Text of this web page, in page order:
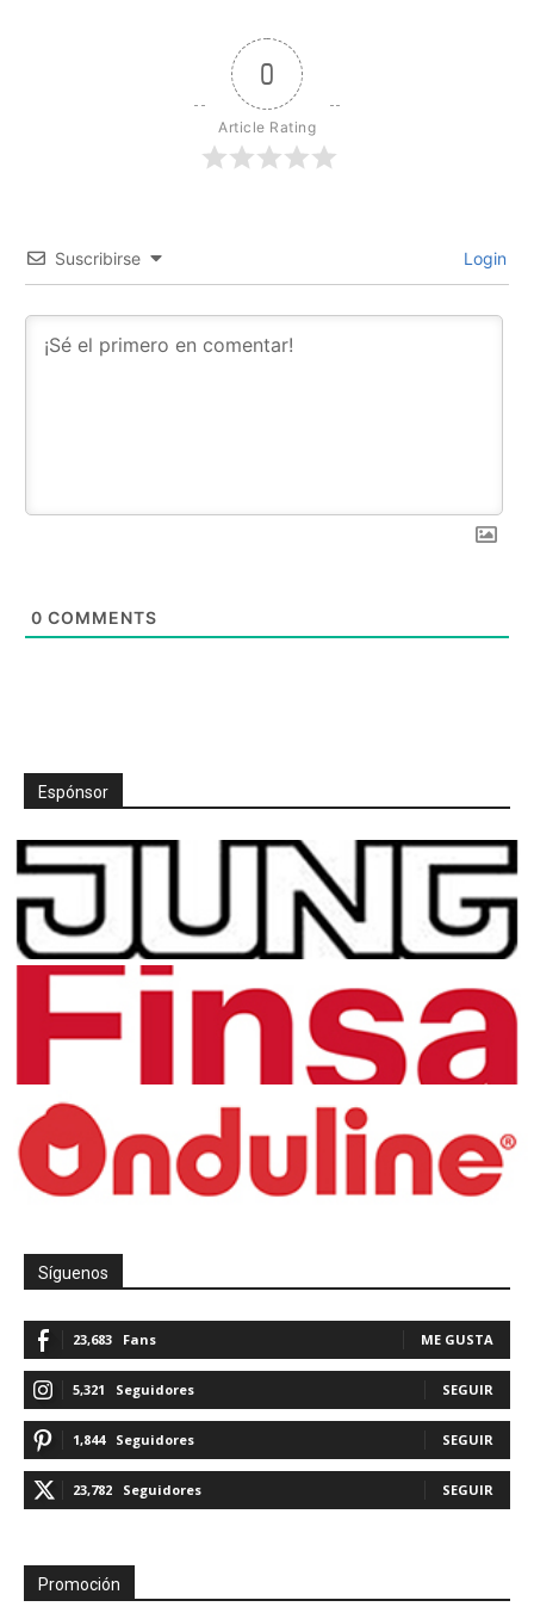
0
Article Rating
Suscribirse Login
0 COMMENTS
Espónsor
Síguenos
23,683 Fans ME GUSTA
5,321 Seguidores SEGUIR
1,844 Seguidores SEGUIR
23,782 Seguidores SEGUIR
Promoción